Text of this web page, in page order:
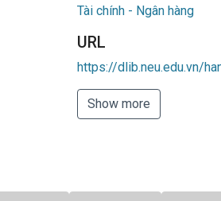
Tài chính - Ngân hàng
URL
https://dlib.neu.edu.vn/
Show more